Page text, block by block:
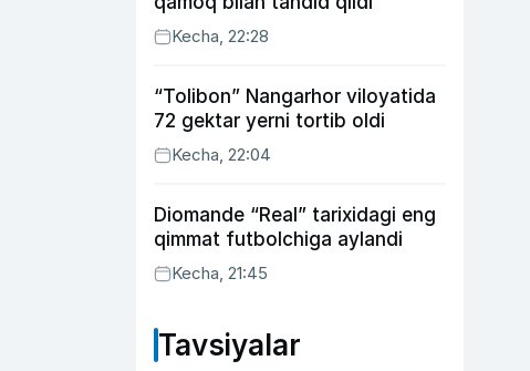
Kecha, 22:28
“Tolibon” Nangarhor viloyatida
72 gektar yerni tortib oldi
Kecha, 22:04
Diomande “Real” tarixidagi eng
qimmat futbolchiga aylandi
Kecha, 21:45
Tavsiyalar